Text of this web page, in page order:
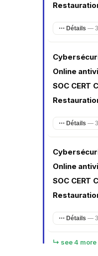
⋯ Détails — 3
Online
SOC CERT
⋯ Détails — 3
Online
SOC CERT
⋯ Détails — 3
↳ see 4